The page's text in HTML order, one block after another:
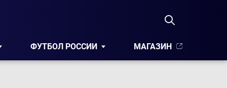
ФУТБОЛ РОССИИ МАГАЗИН